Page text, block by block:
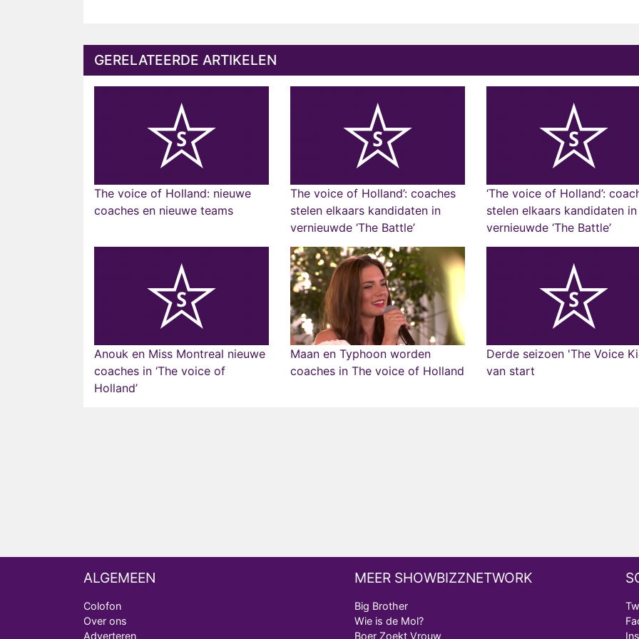
GERELATEERDE ARTIKELEN
The voice of Holland: nieuwe
coaches en nieuwe teams
The voice of Holland’: coaches
stelen elkaars kandidaten in
vernieuwde ‘The Battle’
‘The voice of Holland’:
stelen elkaars kandidaten in
vernieuwde ‘The Battle’
Anouk en Miss Montreal nieuwe
coaches in ‘The voice of
Holland’
Maan en Typhoon worden
coaches in The voice of Holland
Derde seizoen 'The Voice
van start
ALGEMEEN
Colofon
Over ons
Adverteren
MEER SHOWBIZZNETWORK
Big Brother
Wie is de Mol?
Boer Zoekt Vrouw